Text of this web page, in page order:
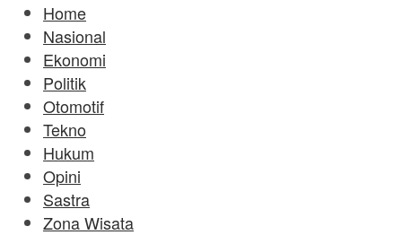
Home
Nasional
Ekonomi
Politik
Otomotif
Tekno
Hukum
Opini
Sastra
Zona Wisata